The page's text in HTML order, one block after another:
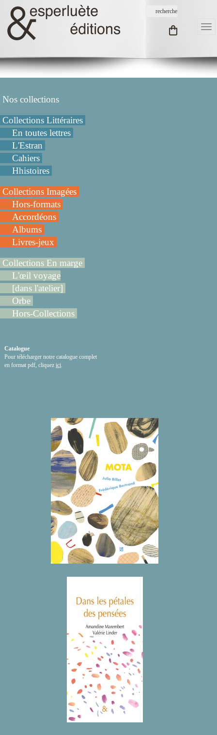
Nos collections
Collections Littéraires
En toutes lettres
L'Estran
Cahiers
Hhistoires
Collections Imagées
Hors-formats
Accordéons
Albums
Livres-jeux
Collections En marge
L'œil voyage
[dans l'atelier]
Orbe
Hors-Collections
Catalogue
Pour télécharger notre catalogue complet
en format pdf, cliquez ici.